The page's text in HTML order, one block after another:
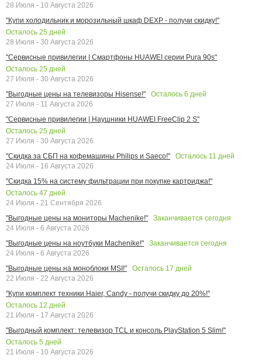
28 Июля - 10 Августа 2026
"Купи холодильник и морозильный шкаф DEXP - получи скидку!"
Осталось 25 дней
28 Июля - 30 Августа 2026
"Сервисные привилегии | Смартфоны HUAWEI серии Pura 90s"
Осталось 25 дней
27 Июля - 30 Августа 2026
"Выгодные цены на телевизоры Hisense!"
Осталось 6 дней
27 Июля - 11 Августа 2026
"Сервисные привилегии | Наушники HUAWEI FreeClip 2 S"
Осталось 25 дней
27 Июля - 30 Августа 2026
"Скидка за СБП на кофемашины Philips и Saeco!"
Осталось 11 дней
24 Июля - 16 Августа 2026
"Скидка 15% на систему фильтрации при покупке картриджа!"
Осталось 47 дней
24 Июля - 21 Сентября 2026
"Выгодные цены на мониторы Machenike!"
Заканчивается сегодня
24 Июля - 6 Августа 2026
"Выгодные цены на ноутбуки Machenike!"
Заканчивается сегодня
24 Июля - 6 Августа 2026
"Выгодные цены на моноблоки MSI!"
Осталось 17 дней
22 Июля - 22 Августа 2026
"Купи комплект техники Haier, Candy - получи скидку до 20%!"
Осталось 12 дней
21 Июля - 17 Августа 2026
"Выгодный комплект: телевизор TCL и консоль PlayStation 5 Slim!"
Осталось 5 дней
21 Июля - 10 Августа 2026